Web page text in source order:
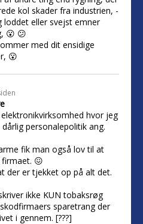
kol skader fra industrien, -
loddet eller svejst emner
😮 😕
med dit ensidige
😮
hvor jeg
personalepolitik ang.
fik man også lov til at
😖
der er tjekket op på alt det.
ikke KUN tobaksrøg
sparetrang der
i gennem. [???]